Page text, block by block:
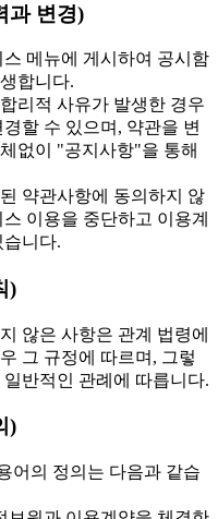
과 변경)
메뉴에 게시하여 공시함
합니다.
리적 사유가 발생한 경우
할 수 있으며, 약관을 변
없이 "공지사항"을 통해
약관사항에 동의하지 않
이용을 중단하고 이용계
니다.
)
않은 사항은 관계 법령에
그 규정에 따르며, 그렇
반적인 관례에 따릅니다.
)
어의 정의는 다음과 같습